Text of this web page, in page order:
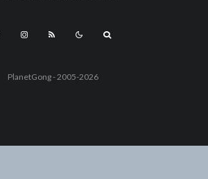
PlanetGong - 2005-2026